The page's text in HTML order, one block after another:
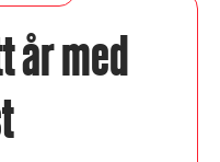
år med